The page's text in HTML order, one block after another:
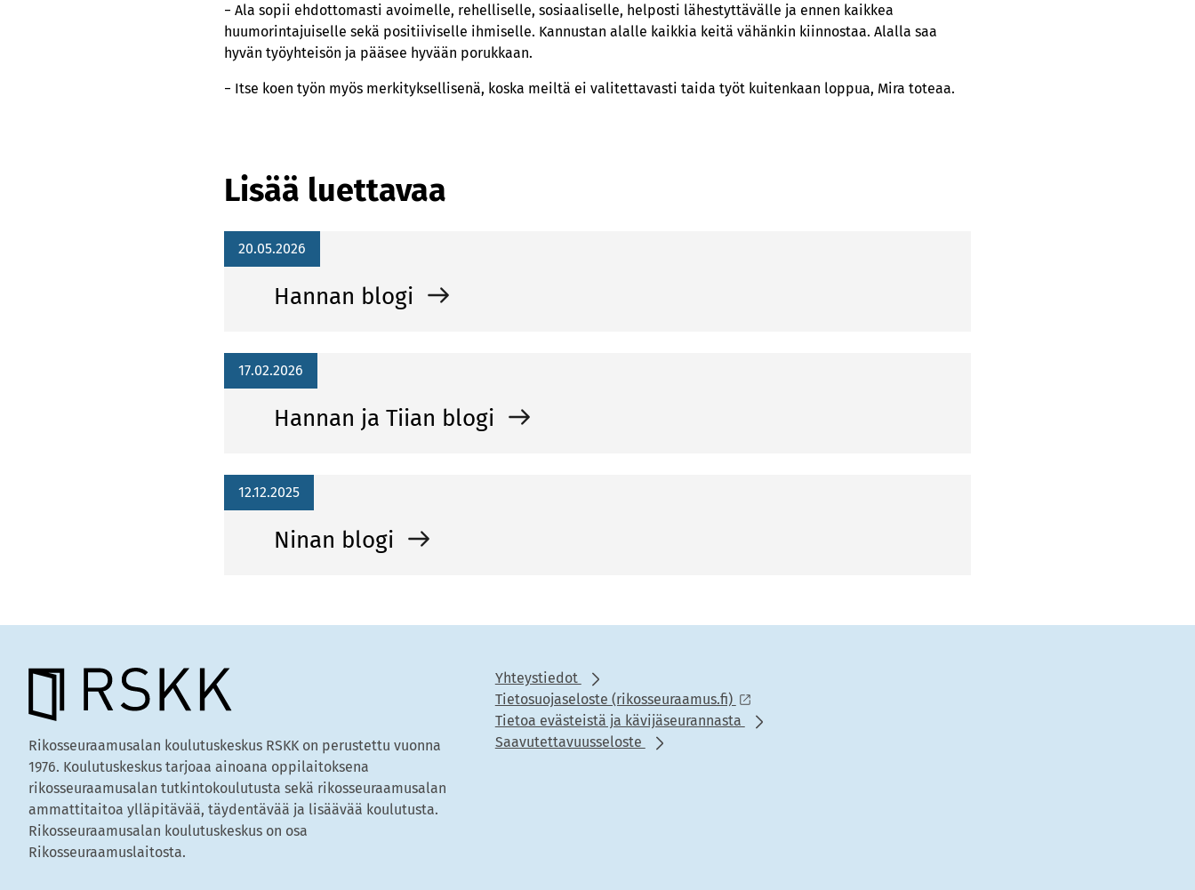
− Ala sopii ehdottomasti avoimelle, rehelliselle, sosiaaliselle, helposti lähestyttävälle ja ennen kaikkea
huumorintajuiselle sekä positiiviselle ihmiselle. Kannustan alalle kaikkia keitä vähänkin kiinnostaa. Alalla saa
hyvän työyhteisön ja pääsee hyvään porukkaan.
− Itse koen työn myös merkityksellisenä, koska meiltä ei valitettavasti taida työt kuitenkaan loppua, Mira toteaa.
Lisää luettavaa
20.05.2026
Hannan blogi
17.02.2026
Hannan ja Tiian blogi
12.12.2025
Ninan blogi
Rikosseuraamusalan koulutuskeskus RSKK on perustettu vuonna
1976. Koulutuskeskus tarjoaa ainoana oppilaitoksena
rikosseuraamusalan tutkintokoulutusta sekä rikosseuraamusalan
ammattitaitoa ylläpitävää, täydentävää ja lisäävää koulutusta.
Rikosseuraamusalan koulutuskeskus on osa
Rikosseuraamuslaitosta.
Yhteystiedot
Tietosuojaseloste (rikosseuraamus.fi)
Tietoa evästeistä ja kävijäseurannasta
Saavutettavuusseloste